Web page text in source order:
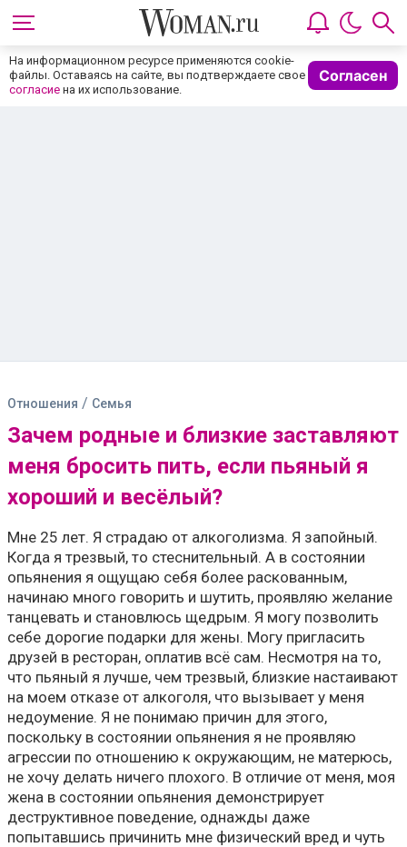
На информационном ресурсе применяются cookie-
файлы. Оставаясь на сайте, вы подтверждаете свое
согласие на их использование.
Согласен
Отношения / Семья
Зачем родные и близкие заставляют
меня бросить пить, если пьяный я
хороший и весёлый?
Мне 25 лет. Я страдаю от алкоголизма. Я запойный.
Когда я трезвый, то стеснительный. А в состоянии
опьянения я ощущаю себя более раскованным,
начинаю много говорить и шутить, проявляю желание
танцевать и становлюсь щедрым. Я могу позволить
себе дорогие подарки для жены. Могу пригласить
друзей в ресторан, оплатив всё сам. Несмотря на то,
что пьяный я лучше, чем трезвый, близкие настаивают
на моем отказе от алкоголя, что вызывает у меня
недоумение. Я не понимаю причин для этого,
поскольку в состоянии опьянения я не проявляю
агрессии по отношению к окружающим, не матерюсь,
не хочу делать ничего плохого. В отличие от меня, моя
жена в состоянии опьянения демонстрирует
деструктивное поведение, однажды даже
попытавшись причинить мне физический вред и чуть